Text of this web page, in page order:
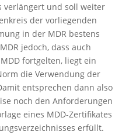
verlängert und soll weiter
der vorliegenden
in der MDR bestens
jedoch, dass auch
fortgelten, liegt ein
die Verwendung der
entsprechen dann also
noch den Anforderungen
eines MDD-Zertifikates
erfüllt.